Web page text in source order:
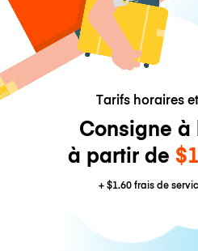
Tarifs horaires
Consigne
à partir de
+$1.60frais de